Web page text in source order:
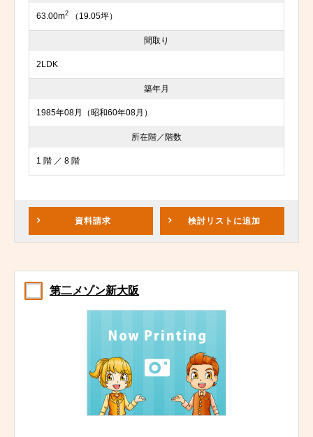
63.00m2 （19.05坪）
間取り
2LDK
築年月
1985年08月（昭和60年08月）
所在階／階数
1 階 ／ 8 階
資料請求 検討リスト に追加
第二メゾン新大阪